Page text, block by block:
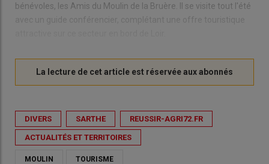
bénévoles, les Amis du Moulin de la Bruère. Il se visite tout l'été
DIVERS SARTHE REUSSIR-AGRI72.FR
ACTUALITÉS ET TERRITOIRES
MOULIN TOURISME